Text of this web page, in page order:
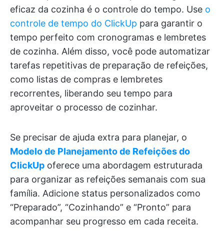
eficaz da cozinha é o controle do tempo. Use o
controle de tempo do ClickUp para garantir o
tempo perfeito com cronogramas e lembretes
de cozinha. Além disso, você pode automatizar
tarefas repetitivas de preparação de refeições,
como listas de compras e lembretes
recorrentes, liberando seu tempo para
aproveitar o processo de cozinhar.
Se precisar de ajuda extra para planejar, o
Modelo de Planejamento de Refeições do
ClickUp oferece uma abordagem estruturada
para organizar as refeições semanais com sua
família. Adicione status personalizados como
“Preparado”, “Cozinhando” e “Pronto” para
acompanhar seu progresso em cada receita.